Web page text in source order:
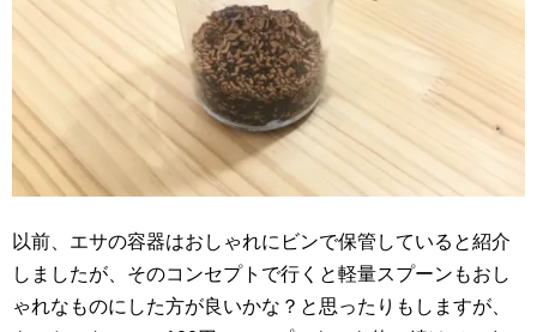
以前、エサの容器はおしゃれにビンで保管していると紹介
しましたが、そのコンセプトで行くと軽量スプーンもおし
ゃれなものにした方が良いかな？と思ったりもしますが、